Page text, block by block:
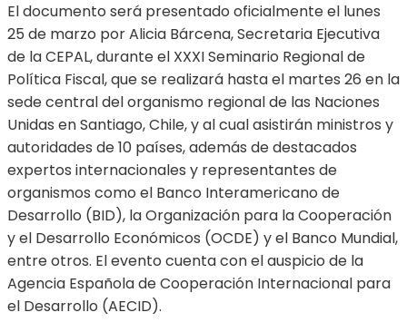
El documento será presentado oficialmente el lunes
25 de marzo por Alicia Bárcena, Secretaria Ejecutiva
de la CEPAL, durante el XXXI Seminario Regional de
Política Fiscal, que se realizará hasta el martes 26 en la
sede central del organismo regional de las Naciones
Unidas en Santiago, Chile, y al cual asistirán ministros y
autoridades de 10 países, además de destacados
expertos internacionales y representantes de
organismos como el Banco Interamericano de
Desarrollo (BID), la Organización para la Cooperación
y el Desarrollo Económicos (OCDE) y el Banco Mundial,
entre otros. El evento cuenta con el auspicio de la
Agencia Española de Cooperación Internacional para
el Desarrollo (AECID).